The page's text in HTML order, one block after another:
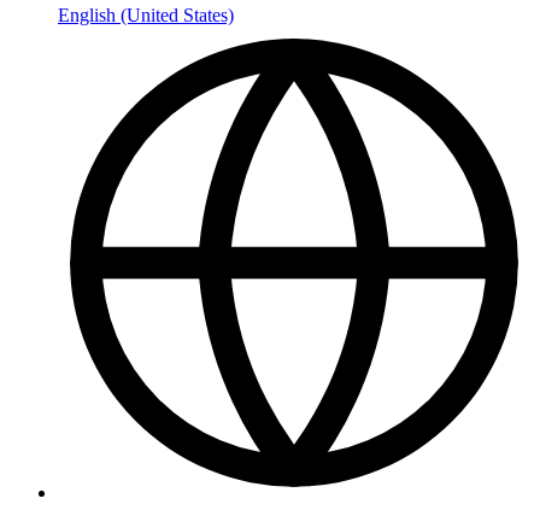
English (United States)